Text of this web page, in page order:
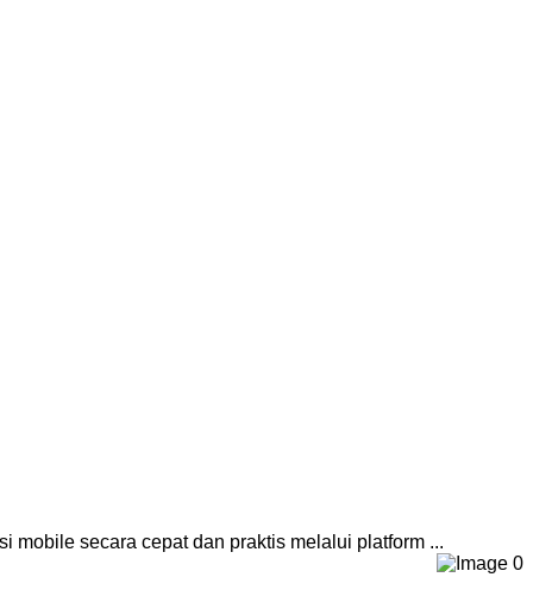
mobile secara cepat dan praktis melalui platform ...
0